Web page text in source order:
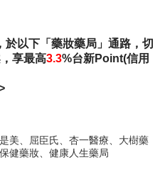
於以下「藥妝藥局」通路，切
享最高3.3%台新Point(信用
美、屈臣氏、杏一醫療、大樹藥
健藥妝、健康人生藥局